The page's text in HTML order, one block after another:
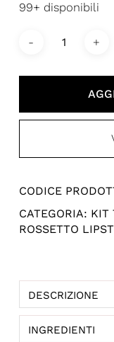
99+ disponibili
CODICE
CATEGORIA: KIT
ROSSETTO
DESCRIZIONE
INGREDIENTI